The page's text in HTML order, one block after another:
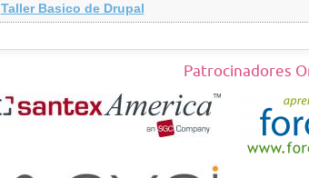
Taller Basico de Drupal
Patrocinadores